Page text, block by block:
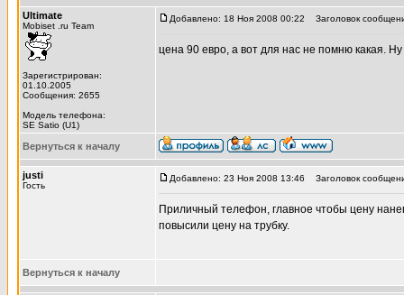
Ultimate
Mobiset .ru Team
Зарегистрирован:
01.10.2005
Сообщения: 2655
Модель телефона:
SE Satio (U1)
Добавлено: 18 Ноя 2008 00:22 Заголовок
цена 90 евро, а вот для нас не помню какая.
Вернуться к началу
justi
Гость
Добавлено: 23 Ноя 2008 13:46 Заголовок
Приличный телефон, главное чтобы цену
повысили цену на трубку.
Вернуться к началу